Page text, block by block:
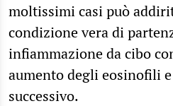
moltissimi casi può
condizione vera di
infiammazione da cibo
aumento degli eosinofili
successivo.